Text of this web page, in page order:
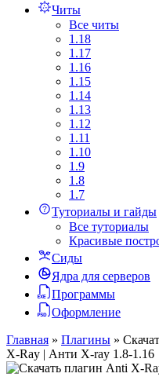
Читы
Все читы
1.18
1.17
1.16
1.15
1.14
1.13
1.12
1.11
1.10
1.9
1.8
1.7
Туториалы и гайды
Все туториалы
Красивые
Сиды
Ядра для серверов
Программы
Оформление
Главная » Плагины »
X-Ray | Анти X-ray 1.8-1.16